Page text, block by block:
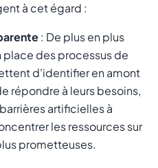
à cet égard :
: De plus en plus
des processus de
d'identifier en amont
répondre à leurs besoins,
artificielles à
les ressources sur
prometteuses.